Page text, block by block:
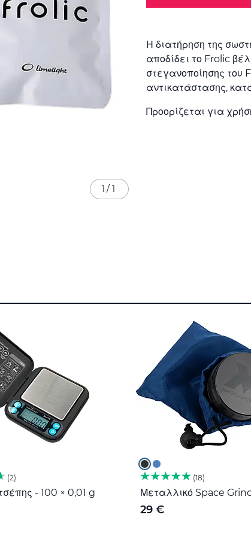
Η διατήρηση της
αποδίδει το Frolic
στεγανοποίησης του
αντικατάστασης,
Προορίζεται για
1 / 1
2
- 100 × 0,01 g
18
Μεταλλικό Space
29 €